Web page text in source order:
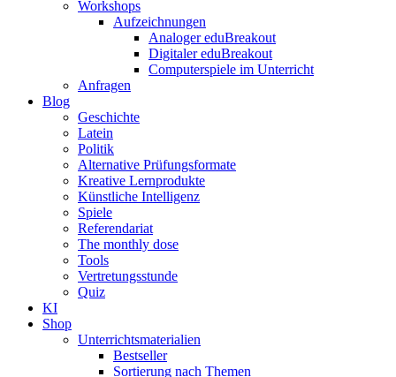
Workshops
Aufzeichnungen
Analoger eduBreakout
Digitaler eduBreakout
Computerspiele im Unterricht
Anfragen
Blog
Geschichte
Latein
Politik
Alternative Prüfungsformate
Kreative Lernprodukte
Künstliche Intelligenz
Spiele
Referendariat
The monthly dose
Tools
Vertretungsstunde
Quiz
KI
Shop
Unterrichtsmaterialien
Bestseller
Sortierung nach Themen